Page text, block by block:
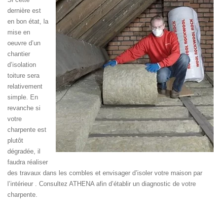
dernière est
en bon état, la
mise en
oeuvre d’un
chantier
d’isolation
toiture sera
relativement
simple. En
revanche si
votre
charpente est
plutôt
dégradée, il
faudra réaliser
des travaux dans les combles et envisager d’isoler votre maison par
l’intérieur . Consultez ATHENA afin d’établir un diagnostic de votre
charpente.